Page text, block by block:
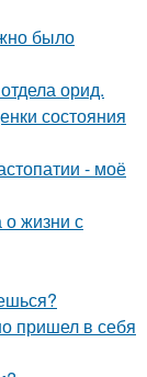
было
орид.
состояния
- моё
о жизни с
пришел в себя